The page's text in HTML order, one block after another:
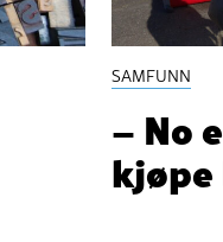
SAMFUNN
– No